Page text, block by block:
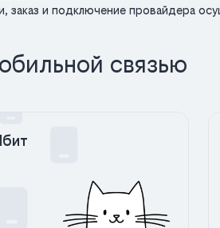
и подключение провайдера
связью